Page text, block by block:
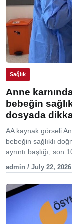
Sağlık
Anne
bebeğin
dosyada
AA kaynak görseli
bebeğin sağlıklı
ayrıntı başlığı, son
admin / July 22,